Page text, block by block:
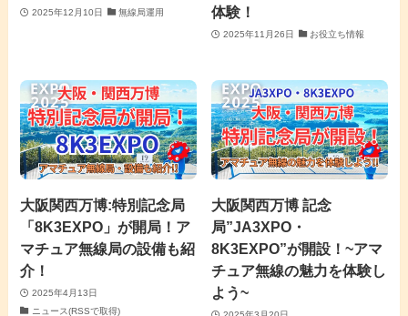
2025年12月10日 無線局運用
体験！
2025年11月26日 お役立ち情報
大阪関西万博:特別記念局
「8K3EXPO」が開局！ア
マチュア無線局の設備も紹
介！
2025年4月13日
ニュース(RSSで取得)
大阪関西万博 記念
局”JA3XPO・
8K3EXPO”が開設！~アマ
チュア無線の魅力を体験し
よう~